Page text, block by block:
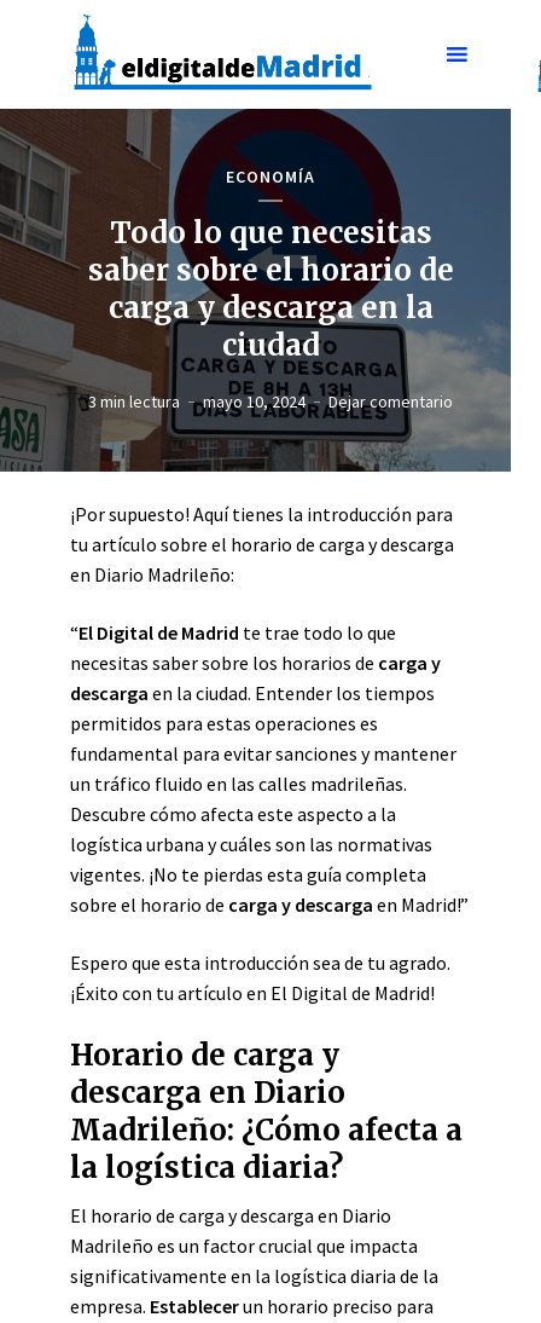
ECONOMÍA
Todo lo que necesitas
saber sobre el horario de
carga y descarga en la
ciudad
3 min lectura mayo 10, 2024 Dejar comentario
¡Por supuesto! Aquí tienes la introducción para
tu artículo sobre el horario de carga y descarga
en Diario Madrileño:
“El Digital de Madrid te trae todo lo que
necesitas saber sobre los horarios de carga y
descarga en la ciudad. Entender los tiempos
permitidos para estas operaciones es
fundamental para evitar sanciones y mantener
un tráfico fluido en las calles madrileñas.
Descubre cómo afecta este aspecto a la
logística urbana y cuáles son las normativas
vigentes. ¡No te pierdas esta guía completa
sobre el horario de carga y descarga en Madrid!”
Espero que esta introducción sea de tu agrado.
¡Éxito con tu artículo en El Digital de Madrid!
Horario de carga y
descarga en Diario
Madrileño: ¿Cómo afecta a
la logística diaria?
El horario de carga y descarga en Diario
Madrileño es un factor crucial que impacta
significativamente en la logística diaria de la
empresa. Establecerun horario preciso para